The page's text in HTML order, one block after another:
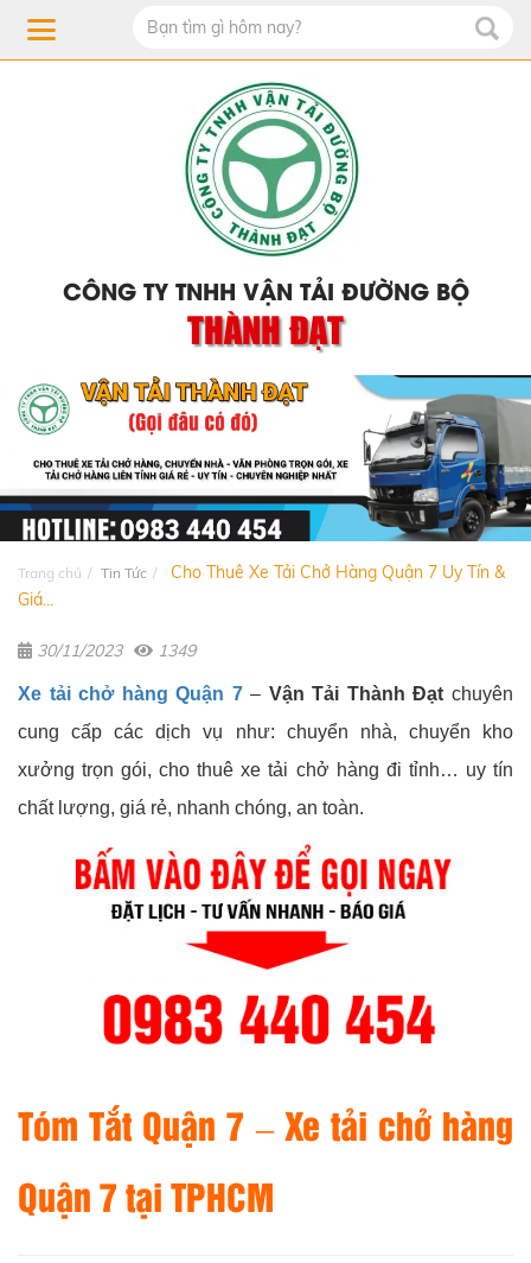
CÔNG TY TNHH VẬN TẢI ĐƯỜNG BỘ
THÀNH ĐẠT
Trang chủ Tin Tức
Cho Thuê Xe Tải Chở Hàng Quận 7 Uy Tín &
Giá...
30/11/2023 1349
Xe tải chở hàng Quận 7– Vận Tải Thành Đạt chuyên
cung cấp các dịch vụ như: chuyển nhà, chuyển kho
xưởng trọn gói, cho thuê xe tải chở hàng đi tỉnh… uy tín
chất lượng, giá rẻ, nhanh chóng, an toàn.
Tóm Tắt Quận 7 – Xe tải chở hàng
Quận 7 tại TPHCM